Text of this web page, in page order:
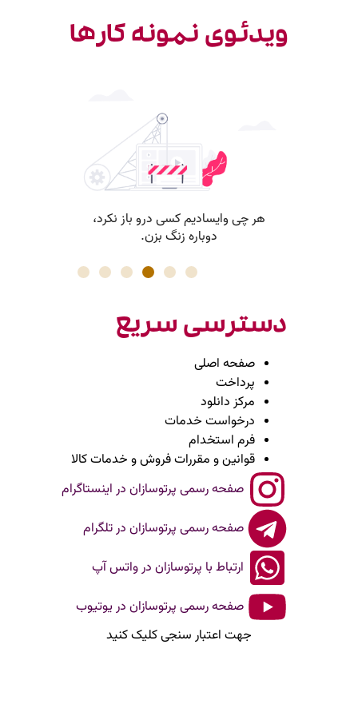
ویدئوی نمونه کارها
دسترسی سریع
صفحه اصلی
پرداخت
مرکز دانلود
درخواست خدمات
فرم استخدام
قوانین و مقررات فروش و خدمات کالا
صفحه رسمی پرتوسازان در اینستاگرام
صفحه رسمی پرتوسازان در تلگرام
ارتباط با پرتوسازان در واتس آپ
صفحه رسمی پرتوسازان در یوتیوب
جهت اعتبار سنجی کلیک کنید